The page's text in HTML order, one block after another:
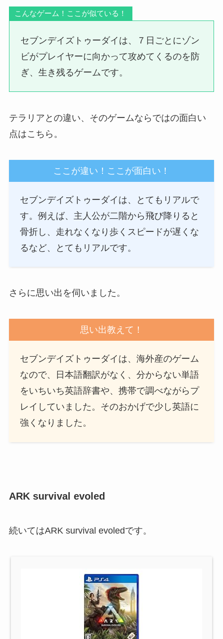
こんなゲーム！ここが似ている！
セブンデイズトゥーダイは、７日ごとにゾン
ビがプレイヤーに向かって攻めてくるのを防
ぎ、生き残るゲームです。
テラリアとの違い、そのゲームならではの面白い
点はこちら。
ここが違い！ここが面白い！
セブンデイズトゥーダイは、とてもリアルで
す。例えば、主人公が二階から飛び降りると
骨折し、走れなくなり歩くスピードが遅くな
るなど、とてもリアルです。
さらに思い出を伺いました。
思い出教えて！
セブンデイズトゥーダイは、海外産のゲーム
なので、日本語翻訳がなく、分からない単語
をいちいち英語辞書や、携帯で調べながらプ
レイしていました。そのおかげで少し英語に
強くなりました。
ARK survival evoled
続いてはARK survival evoledです。